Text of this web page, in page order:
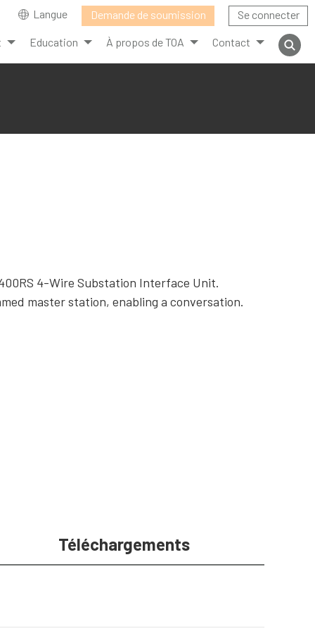
Langue Demande de soumission Se connecter
Education À propos de TOA Contact
4-Wire Substation Interface Unit.
master station, enabling a conversation.
Téléchargements